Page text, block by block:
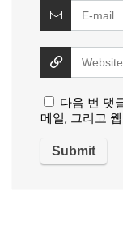
다음 번 댓
메일, 그리고